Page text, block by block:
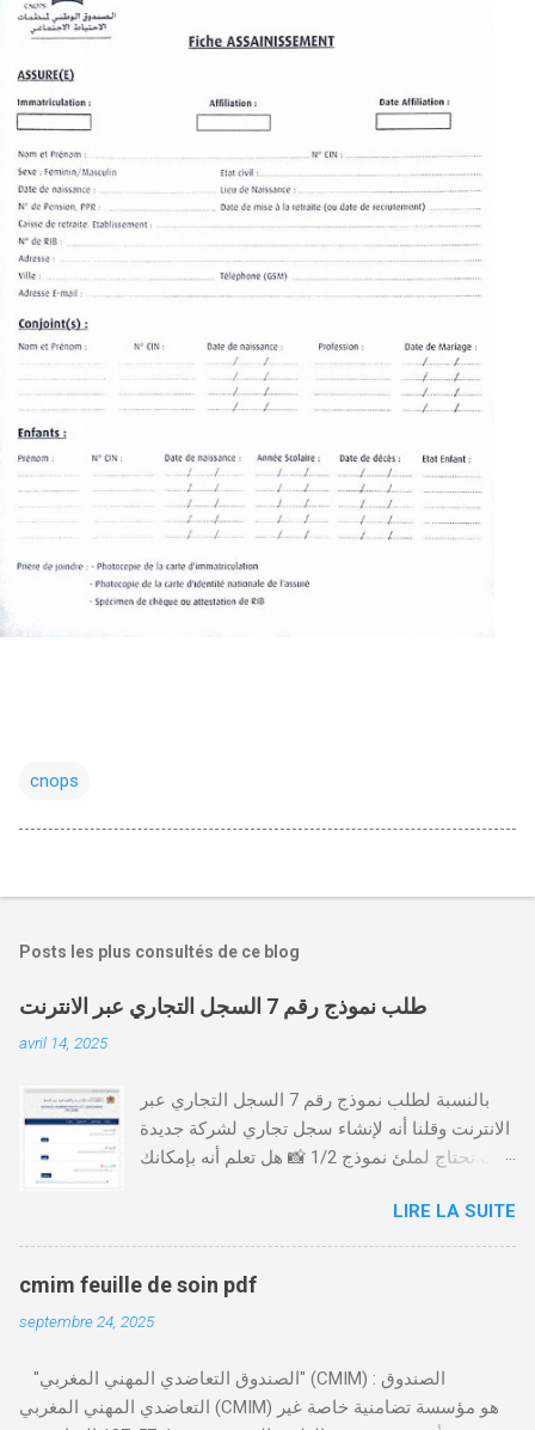
cnops
Posts les plus consultés de ce blog
طلب نموذج رقم 7 السجل التجاري عبر الانترنت
avril 14, 2025
بالنسبة لطلب نموذج رقم 7 السجل التجاري عبر
الانترنت وقلنا أنه لإنشاء سجل تجاري لشركة جديدة
أنت تحتاج لملئ نموذج 1/2 📸 هل تعلم أنه بإمكانك
من خلال الموقع التابع لوزارة العدل، بدون الحاجة
للتنقل للمحكمة التجارية
https://servicesenligne.justice.gov.ma كيفية
طلب النموذجين 7 و 9 من الإنترنت في المغرب .
الخطوات: الدخول إلى موقع المحاكم-
المعلومات الشخصية إضافة معلومات الطالب .
دفع واجب الأداء 20 درهم عن طريق البطاقة
LIRE LA SUITE
cmim feuille de soin pdf
septembre 24, 2025
"الصندوق التعاضدي المهني المغربي" (CMIM) : الصندوق
التعاضدي المهني المغربي (CMIM) هو مؤسسة تضامنية خاصة غير